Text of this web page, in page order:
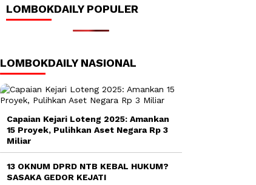
LOMBOKDAILY POPULER
LOMBOKDAILY NASIONAL
Capaian Kejari Loteng 2025: Amankan
15 Proyek, Pulihkan Aset Negara Rp 3
Miliar
13 OKNUM DPRD NTB KEBAL HUKUM?
SASAKA GEDOR KEJATI